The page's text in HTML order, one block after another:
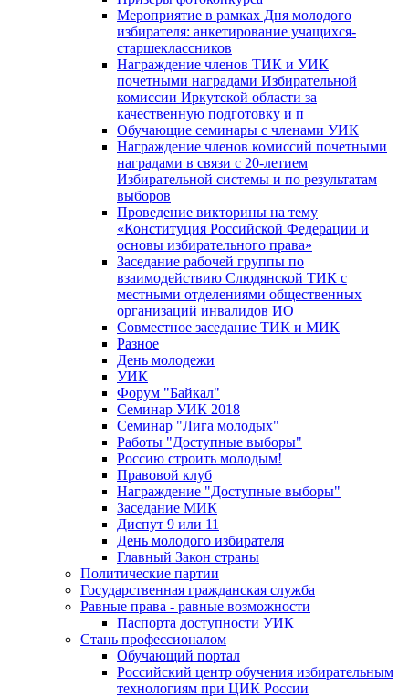
Мероприятие в рамках Дня молодого
избирателя: анкетирование учащихся-
старшеклассников
Награждение членов ТИК и УИК
почетными наградами Избирательной
комиссии Иркутской области за
качественную подготовку и п
Обучающие семинары с членами УИК
Награждение членов комиссий почетными
наградами в связи с 20-летием
Избирательной системы и по результатам
выборов
Проведение викторины на тему
«Конституция Российской Федерации и
основы избирательного права»
Заседание рабочей группы по
взаимодействию Слюдянской ТИК с
местными отделениями общественных
организаций инвалидов ИО
Совместное заседание ТИК и МИК
Разное
День молодежи
УИК
Форум "Байкал"
Семинар УИК 2018
Семинар "Лига молодых"
Работы "Доступные выборы"
Россию строить молодым!
Правовой клуб
Награждение "Доступные выборы"
Заседание МИК
Диспут 9 или 11
День молодого избирателя
Главный Закон страны
Политические партии
Государственная гражданская служба
Равные права - равные возможности
Паспорта доступности УИК
Стань профессионалом
Обучающий портал
Российский центр обучения избирательным
технологиям при ЦИК России